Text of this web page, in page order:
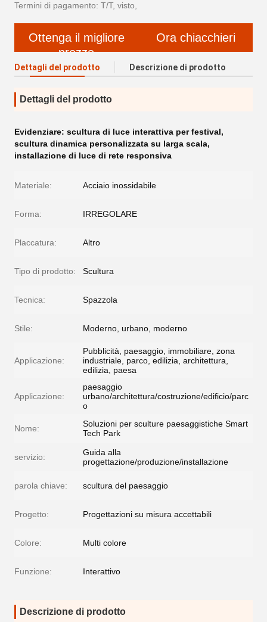
Termini di pagamento: T/T, visto,
Ottenga il migliore
prezzo
Ora chiacchieri
Dettagli del prodotto Descrizione di prodotto
Dettagli del prodotto
Evidenziare: scultura di luce interattiva per festival,
scultura dinamica personalizzata su larga scala,
installazione di luce di rete responsiva
Materiale: Acciaio inossidabile
Forma: IRREGOLARE
Placcatura: Altro
Tipo di prodotto: Scultura
Tecnica: Spazzola
Stile: Moderno, urbano, moderno
Applicazione:
Pubblicità, paesaggio, immobiliare, zona
industriale, parco, edilizia, architettura,
edilizia, paesa
Applicazione:
paesaggio
urbano/architettura/costruzione/edificio/parc
o
Nome:
Soluzioni per sculture paesaggistiche Smart
Tech Park
servizio:
Guida alla
progettazione/produzione/installazione
parola chiave: scultura del paesaggio
Progetto: Progettazioni su misura accettabili
Colore: Multi colore
Funzione: Interattivo
Descrizione di prodotto